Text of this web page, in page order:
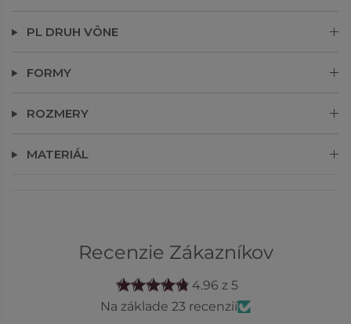
PL DRUH VÔNE
FORMY
ROZMERY
MATERIÁL
Recenzie Zákazníkov
4.96 z 5
Na základe 23 recenzií